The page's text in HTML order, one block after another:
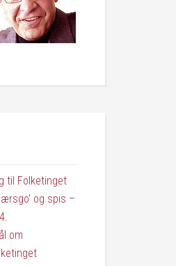
til Folketinget
og spis –
om